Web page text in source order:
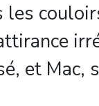
les
et Mac,